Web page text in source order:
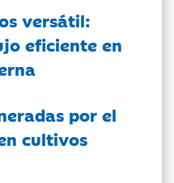
versátil:
eficiente en
por el
cultivos